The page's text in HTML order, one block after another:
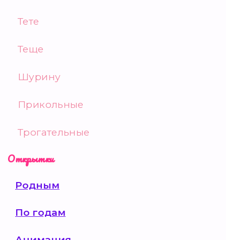
Тете
Теще
Шурину
Прикольные
Трогательные
Открытки
Родным
По годам